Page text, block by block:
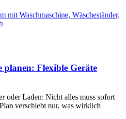
planen: Flexible Geräte
oder Laden: Nicht alles muss sofort
verschiebt nur, was wirklich